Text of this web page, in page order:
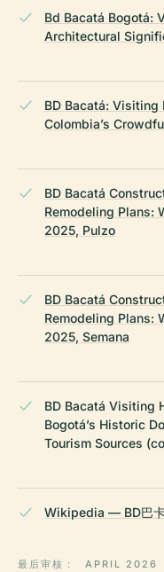
Bd Bacatá Bogotá:
Architectural
BD Bacatá: Visiting
Colombia’s
BD Bacatá
Remodeling Plans:
2025, Pulzo
BD Bacatá
Remodeling Plans:
2025, Semana
BD Bacatá Visiting
Bogotá’s Historic
Tourism Sources
Wikipedia — BD巴
最后审核： APRIL 2026